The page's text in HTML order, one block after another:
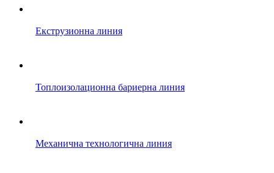
Екструзионна линия
Топлоизолационна бариерна линия
Механична технологична линия